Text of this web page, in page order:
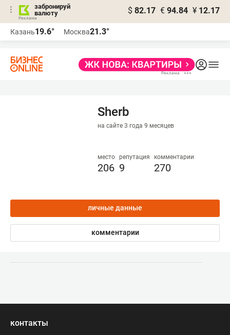
забронируй
валюту
$ 82.17 € 94.84 ¥ 12.17
Казань19.6° Москва21.3°
Sherb
на сайте 3 года 9 месяцев
место
206
репутация
9
комментарии
270
личные данные
комментарии
контакты